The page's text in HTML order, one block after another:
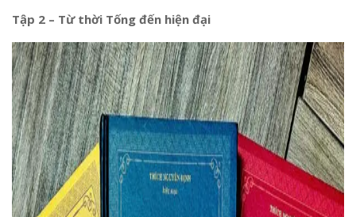
Tập 2 – Từ thời Tống đến hiện đại